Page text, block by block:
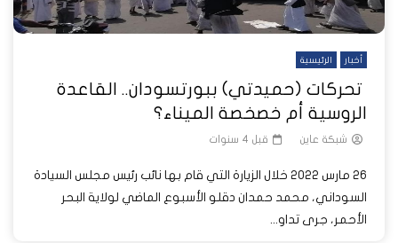
أخبار الرئيسية
تحركات (حميدتي) ببورتسودان.. القاعدة
الروسية أم خصخصة الميناء؟
شبكة عاين قبل 4 سنوات
26 مارس 2022 خلال الزيارة التي قام بها نائب رئيس مجلس السيادة
السوداني، محمد حمدان دقلو الأسبوع الماضي لولاية البحر
الأحمر، جرى تداو...